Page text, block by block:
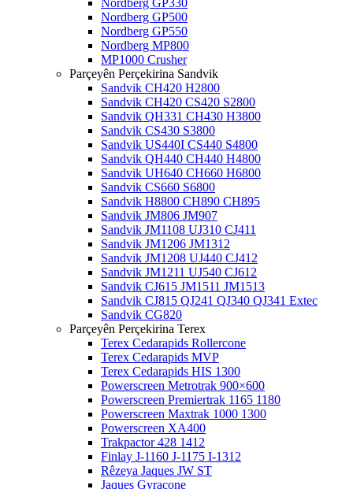
Nordberg GP330
Nordberg GP500
Nordberg GP550
Nordberg MP800
MP1000 Crusher
Parçeyên Perçekirina Sandvik
Sandvik CH420 H2800
Sandvik CH420 CS420 S2800
Sandvik QH331 CH430 H3800
Sandvik CS430 S3800
Sandvik US440I CS440 S4800
Sandvik QH440 CH440 H4800
Sandvik UH640 CH660 H6800
Sandvik CS660 S6800
Sandvik H8800 CH890 CH895
Sandvik JM806 JM907
Sandvik JM1108 UJ310 CJ411
Sandvik JM1206 JM1312
Sandvik JM1208 UJ440 CJ412
Sandvik JM1211 UJ540 CJ612
Sandvik CJ615 JM1511 JM1513
Sandvik CJ815 QJ241 QJ340 QJ341 Extec
Sandvik CG820
Parçeyên Perçekirina Terex
Terex Cedarapids Rollercone
Terex Cedarapids MVP
Terex Cedarapids HIS 1300
Powerscreen Metrotrak 900×600
Powerscreen Premiertrak 1165 1180
Powerscreen Maxtrak 1000 1300
Powerscreen XA400
Trakpactor 428 1412
Finlay J-1160 J-1175 I-1312
Rêzeya Jaques JW ST
Jaques Gyracone